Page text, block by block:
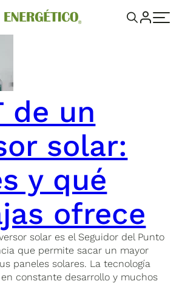
de un
solar:
y qué
ofrece
solar es el Seguidor del Punto
que permite sacar un mayor
paneles solares. La tecnología
constante desarrollo y muchos